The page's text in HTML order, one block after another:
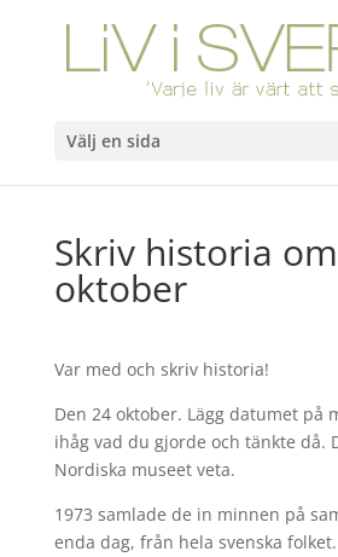
Välj en sida
Skriv historia
oktober
Var med och skriv historia!
Den 24 oktober. Lägg datumet på
ihåg vad du gjorde och tänkte då.
Nordiska museet veta.
1973 samlade de in minnen på
enda dag, från hela svenska